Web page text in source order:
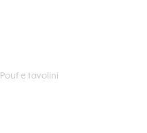
Pouf e tavolini